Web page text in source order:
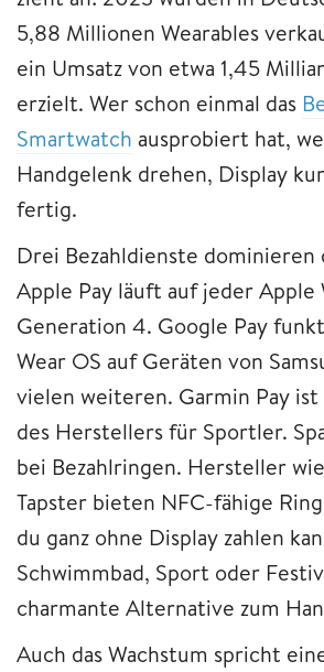
5,88 Millionen Wearables
ein Umsatz von etwa 1,45
erzielt. Wer schon einmal das
Smartwatch ausprobiert hat,
Handgelenk drehen, Display
fertig.
Drei Bezahldienste dominieren
Apple Pay läuft auf jeder Apple
Generation 4. Google Pay
Wear OS auf Geräten von
vielen weiteren. Garmin Pay
des Herstellers für Sportler.
bei Bezahlringen. Hersteller
Tapster bieten NFC-fähige
du ganz ohne Display zahlen
Schwimmbad, Sport oder
charmante Alternative zum
Auch das Wachstum spricht